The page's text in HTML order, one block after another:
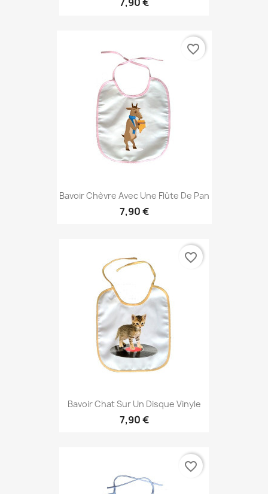
7,90 €
Bavoir Chèvre Avec Une Flûte De Pan
7,90 €
favorite_border
Bavoir Chat Sur Un Disque Vinyle
7,90 €
favorite_border
favorite_border